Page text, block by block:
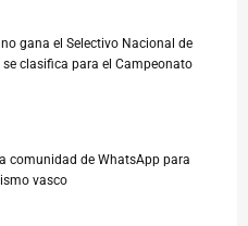
gana el Selectivo Nacional de
se clasifica para el Campeonato
comunidad de WhatsApp para
vasco